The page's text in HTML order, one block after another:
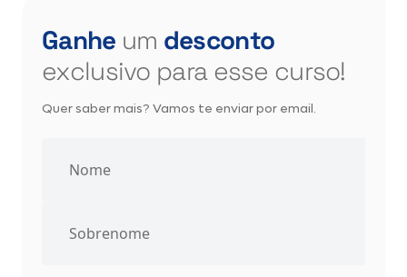
Ganhe um desconto
exclusivo para esse curso!
Quer saber mais? Vamos te enviar por email.